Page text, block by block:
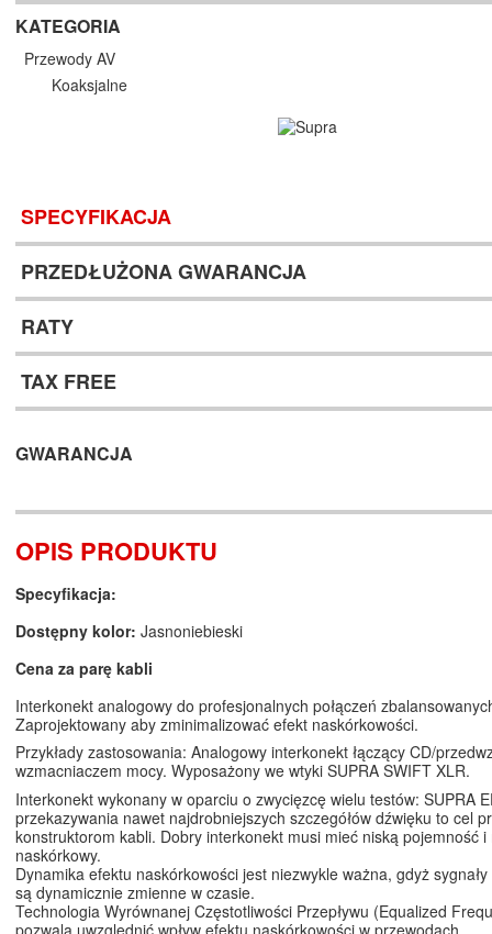
KATEGORIA
Przewody AV
Koaksjalne
SPECYFIKACJA
PRZEDŁUŻONA GWARANCJA
RATY
TAX FREE
GWARANCJA
OPIS PRODUKTU
Specyfikacja:
Dostępny kolor: Jasnoniebieski
Cena za parę kabli
Interkonekt analogowy do profesjonalnych połączeń
Zaprojektowany aby zminimalizować efekt naskórkowości.
Przykłady zastosowania: Analogowy interkonekt łączący CD/
wzmacniaczem mocy. Wyposażony we wtyki SUPRA SWIFT XLR.
Interkonekt wykonany w oparciu o zwycięzcę wielu testów: SUPRA
przekazywania nawet najdrobniejszych szczegółów dźwięku to cel
konstruktorom kabli. Dobry interkonekt musi mieć niską pojemność i
naskórkowy.
Dynamika efektu naskórkowości jest niezwykle ważna, gdyż
są dynamicznie zmienne w czasie.
Technologia Wyrównanej Częstotliwości Przepływu (Equalized
pozwala uwzględnić wpływ efektu naskórkowości w przewodach.